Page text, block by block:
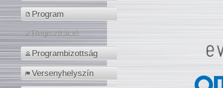
Program
Regisztráció
Programbizottság
Versenyhelyszín